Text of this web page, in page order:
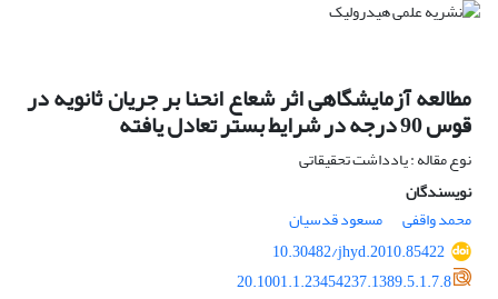
مطالعه آزمایشگاهی اثر شعاع انحنا بر جریان ثانویه در
قوس 90 درجه در شرایط بستر تعادل یافته
نوع مقاله : یادداشت تحقیقاتی
نویسندگان
محمد واقفی
مسعود قدسیان
10.30482/jhyd.2010.85422
20.1001.1.23454237.1389.5.1.7.8